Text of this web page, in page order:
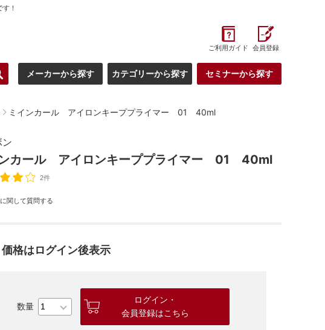
！
ご利用ガイド 会員登録
メーカーから探す カテゴリーから探す セミナーから探す
ミインカール アイロンキーププライマー 01 40ml
ン
カール アイロンキーププライマー 01 40ml
2件
関して質問する
価格はログイン後表示
ログイン・
会員登録はこちら